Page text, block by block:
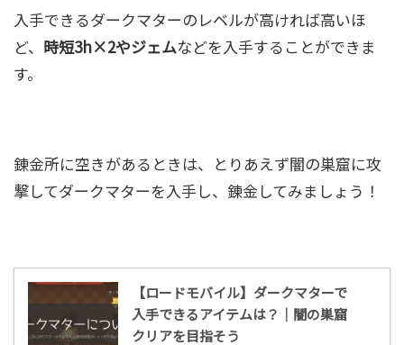
入手できるダークマターのレベルが高ければ高いほ
ど、 時短3h×2やジェムなどを入手することができま
す。
錬金所に空きがあるときは、とりあえず闇の巣窟に攻
撃してダークマターを入手し、錬金してみましょう！
【ロードモバイル】ダークマターで
入手できるアイテムは？｜闇の巣窟
クリアを目指そう